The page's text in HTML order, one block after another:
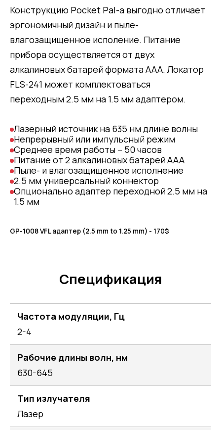
Конструкцию Pocket Pal-а выгодно отличает
эргономичный дизайн и пыле-
влагозащищенное исполение. Питание
прибора осуществляется от двух
алкалиновых батарей формата ААА. Локатор
FLS-241 может комплектоваться
переходным 2.5 мм на 1.5 мм адаптером.
Лазерный источник на 635 нм длине волны
Непрерывный или импульсный режим
Среднее время работы – 50 часов
Питание от 2 алкалиновых батарей AAA
Пыле- и влагозащищенное исполнение
2.5 мм универсальный коннектор
Опционально адаптер переходной 2.5 мм на
1.5 мм
GP-1008 VFL адаптер (2.5 mm to 1.25 mm) - 170$
Спецификация
Частота модуляции, Гц
2-4
Рабочие длины волн, нм
630-645
Тип излучателя
Лазер